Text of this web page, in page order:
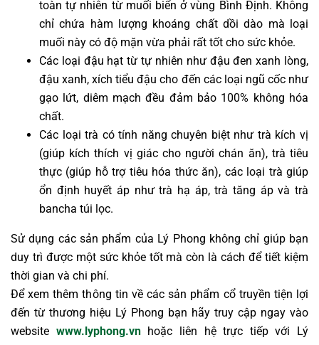
toàn tự nhiên từ muối biển ở vùng Bình Định. Không
chỉ chứa hàm lượng khoáng chất dồi dào mà loại
muối này có độ mặn vừa phải rất tốt cho sức khỏe.
Các loại đậu hạt từ tự nhiên như đậu đen xanh lòng,
đậu xanh, xích tiểu đậu cho đến các loại ngũ cốc như
gạo lứt, diêm mạch đều đảm bảo 100% không hóa
chất.
Các loại trà có tính năng chuyên biệt như trà kích vị
(giúp kích thích vị giác cho người chán ăn), trà tiêu
thực (giúp hỗ trợ tiêu hóa thức ăn), các loại trà giúp
ổn định huyết áp như trà hạ áp, trà tăng áp và trà
bancha túi lọc.
Sử dụng các sản phẩm của Lý Phong không chỉ giúp bạn
duy trì được một sức khỏe tốt mà còn là cách để tiết kiệm
thời gian và chi phí.
Để xem thêm thông tin về các sản phẩm cổ truyền tiện lợi
đến từ thương hiệu Lý Phong bạn hãy truy cập ngay vào
website www.lyphong.vnhoặc liên hệ trực tiếp với Lý